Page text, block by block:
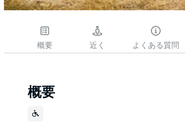
概要 近く よくある質問
概要